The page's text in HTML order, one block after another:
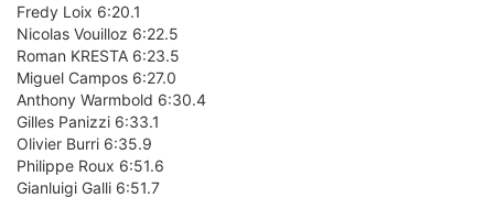
Fredy Loix 6:20.1
Nicolas Vouilloz 6:22.5
Roman KRESTA 6:23.5
Miguel Campos 6:27.0
Anthony Warmbold 6:30.4
Gilles Panizzi 6:33.1
Olivier Burri 6:35.9
Philippe Roux 6:51.6
Gianluigi Galli 6:51.7